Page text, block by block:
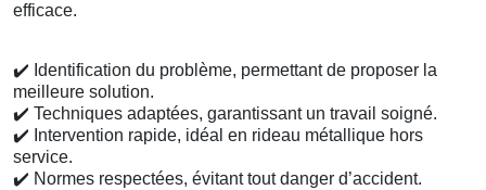
efficace.
✔️ Identification du problème, permettant de proposer la
meilleure solution.
✔️ Techniques adaptées, garantissant un travail soigné.
✔️ Intervention rapide, idéal en rideau métallique hors
service.
✔️ Normes respectées, évitant tout danger d’accident.